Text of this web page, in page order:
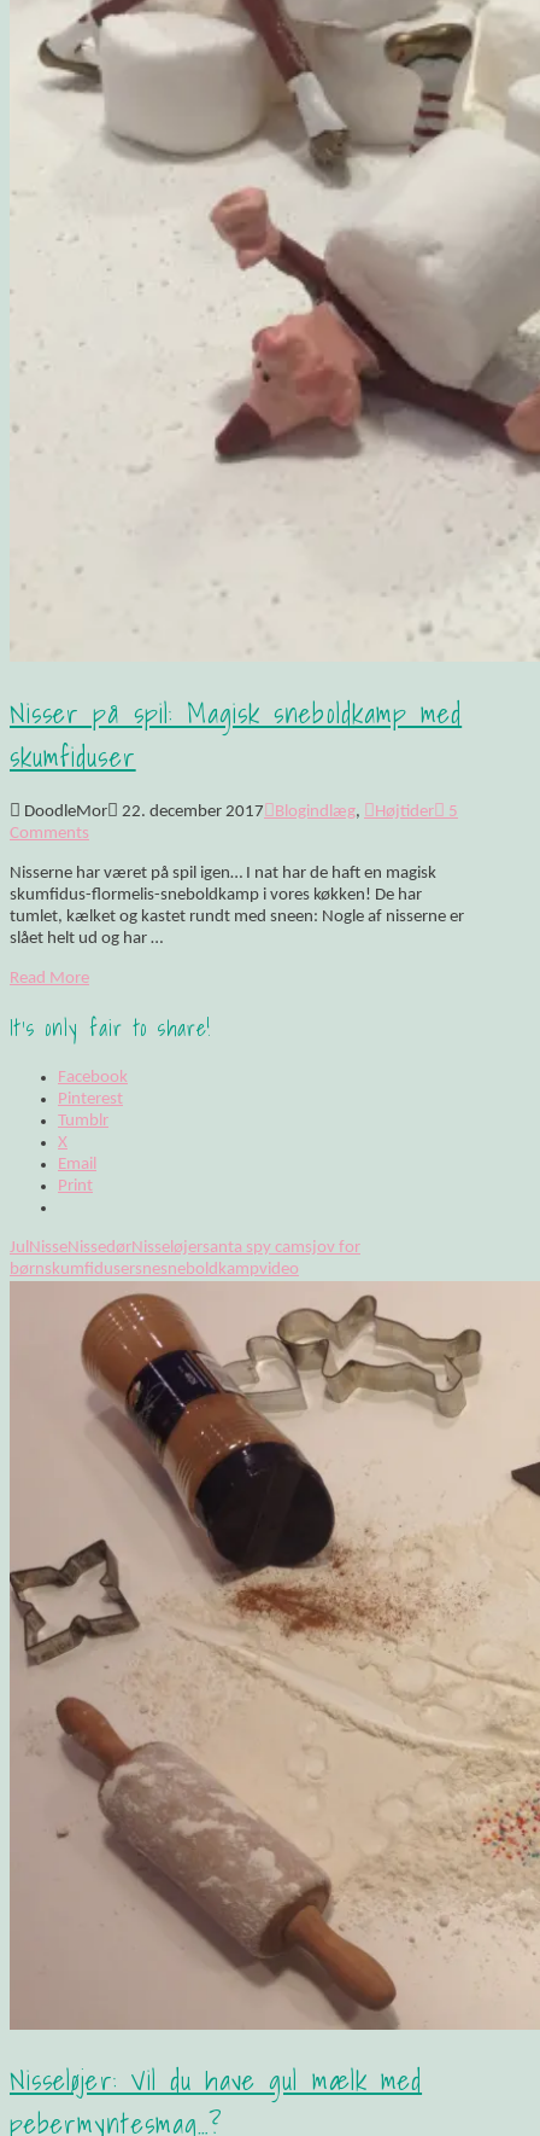
Nisser på spil: Magisk sneboldkamp med
skumfiduser
DoodleMor 22. december 2017 Blogindlæg, Højtider
5
Comments
Nisserne har været på spil igen… I nat har de haft en magisk
skumfidus-flormelis-sneboldkamp i vores køkken! De har
tumlet, kælket og kastet rundt med sneen: Nogle af nisserne er
slået helt ud og har …
Read More
It's only fair to share!
Facebook
Pinterest
Tumblr
X
Email
Print
Jul NisseNissedørNisseløjersanta spy camsjov for
børnskumfidusersnesneboldkampvideo
Nisseløjer: Vil du have gul mælk med
pebermyntesmag…?